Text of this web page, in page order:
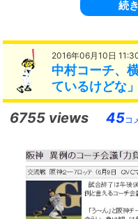
続
2016年06月10日
中村コーチ、
ているけどな」
6755 views 45コ